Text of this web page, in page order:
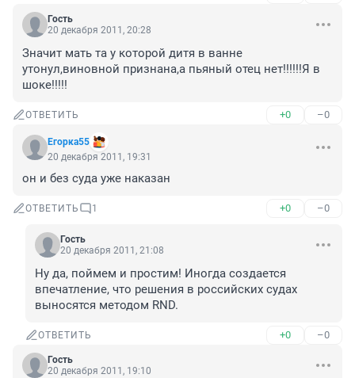
Гость
20 декабря 2011, 20:28
Значит мать та у которой дитя в ванне
утонул,виновной признана,а пьяный отец нет!!!!!!Я в
шоке!!!!!
ОТВЕТИТЬ +0 –0
Егорка55
20 декабря 2011, 19:31
он и без суда уже наказан
ОТВЕТИТЬ 1 +0 –0
Гость
20 декабря 2011, 21:08
Ну да, поймем и простим! Иногда создается
впечатление, что решения в российских судах
выносятся методом RND.
ОТВЕТИТЬ +0 –0
Гость
20 декабря 2011, 19:10